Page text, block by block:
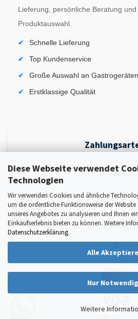
Diese Webseite verwendet
Technologien
Wir verwenden Cookies und ähnliche
um die ordentliche Funktionsweise der
unseres Angebotes zu analysieren und Ihnen
Einkaufserlebnis bieten zu können. Weitere
Datenschutzerklärung.
Alle
Nur
Weitere
Lieferung, persönliche Beratung
Produktauswahl.
Schnelle Lieferung
Top Kundenservice
Große Auswahl an Gastrogeräten
Erstklassige Qualität